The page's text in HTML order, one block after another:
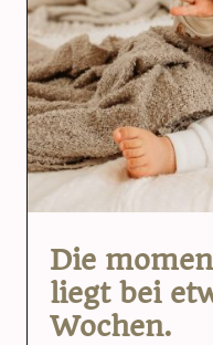
Die
liegt bei
Wochen.